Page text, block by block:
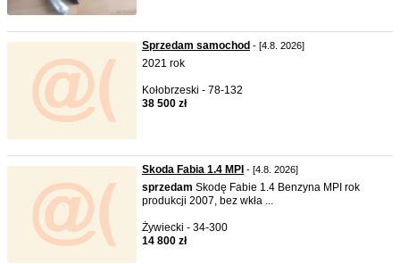
Sprzedam samochod - [4.8. 2026]
2021 rok
Kołobrzeski - 78-132
38 500 zł
Skoda Fabia 1.4 MPI - [4.8. 2026]
sprzedam Skodę Fabie 1.4 Benzyna MPI rok
produkcji 2007, bez wkła ...
Żywiecki - 34-300
14 800 zł